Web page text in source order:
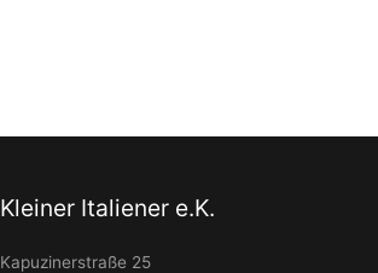
Kleiner Italiener e.K.
Kapuzinerstraße 25